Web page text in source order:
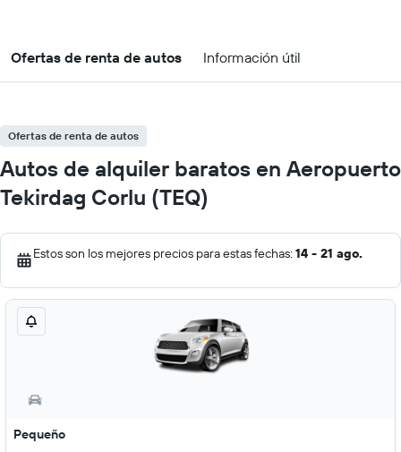
Ofertas de renta de autos Información útil
Ofertas de renta de autos
Autos de alquiler baratos en Aeropuerto
Tekirdag Corlu (TEQ)
Estos son los mejores precios para estas fechas: 14 - 21 ago.
Pequeño